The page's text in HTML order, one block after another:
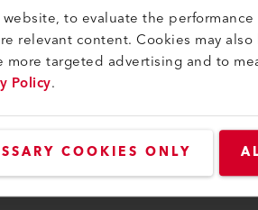
to evaluate the
relevant content. Cookies may
targeted advertising and to
Policy.
COOKIES ONLY